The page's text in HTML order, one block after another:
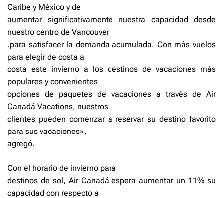
Caribe y México y de
aumentar significativamente nuestra capacidad desde
nuestro centro de Vancouver
.para satisfacer la demanda acumulada. Con más vuelos
para elegir de costa a
costa este invierno a los destinos de vacaciones más
populares y convenientes
opciones de paquetes de vacaciones a través de Air
Canadá Vacations, nuestros
clientes pueden comenzar a reservar su destino favorito
para sus vacaciones»,
agregó.
Con el horario de invierno para
destinos de sol, Air Canadá espera aumentar un 11% su
capacidad con respecto a